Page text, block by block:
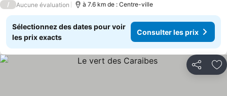
/ Aucune évaluation à 7.6 km de : Centre-ville
Sélectionnez des dates pour voir
les prix exacts
Consulter les prix
Partager